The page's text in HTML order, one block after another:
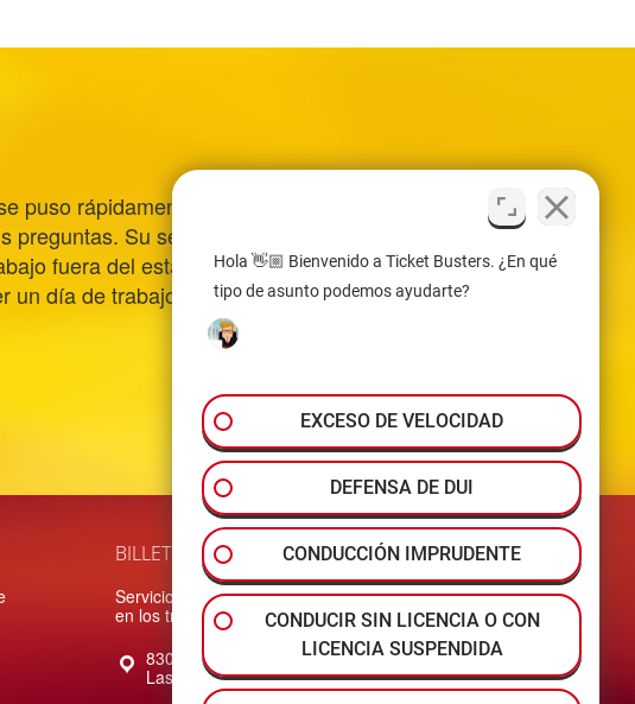
puso rápidamente en
Su servicio me
fuera del estado y hubiera
un día de trabajo. ¡Muchas
BILLETES DE AVIÓN
Servicios legales rápidos y convenientes
en los tribunales del sur de Nevada
830 S. 4th Street Suite 101
Las Vegas NV 89101
Hola 👋🏼 Bienvenido a Ticket Busters. ¿En qué
tipo de asunto podemos ayudarte?
EXCESO DE VELOCIDAD
DEFENSA DE DUI
CONDUCCIÓN IMPRUDENTE
CONDUCIR SIN LICENCIA O CON
LICENCIA SUSPENDIDA